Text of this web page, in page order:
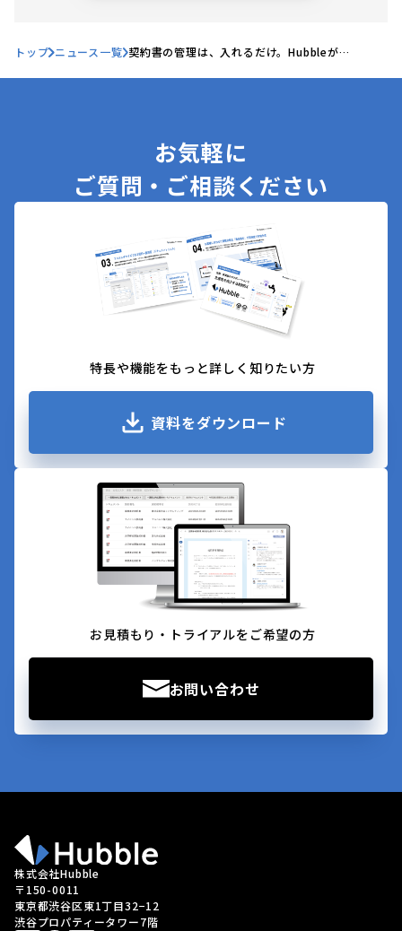
トップ ニュース一覧 契約書の管理は、入れるだけ。Hubbleが
お気軽に
ご質問・ご相談ください
特長や機能をもっと詳しく知りたい方
資料をダウンロード
お見積もり・トライアルをご希望の方
お問い合わせ
株式会社Hubble
〒150-0011
東京都渋谷区東1丁目32−12
渋谷プロパティータワー7階